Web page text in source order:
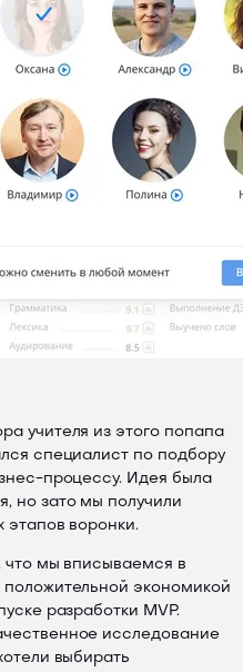
учителя из этого попапа
специалист по подбору
процессу. Идея была
но зато мы получили
этапов воронки.
что мы вписываемся в
экономикой
разработки MVP.
исследование
выбирать